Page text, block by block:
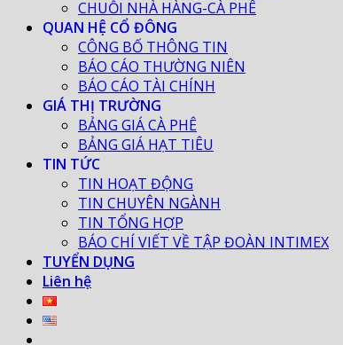
CHUỖI NHÀ HÀNG-CÀ PHÊ
QUAN HỆ CỔ ĐÔNG
CÔNG BỐ THÔNG TIN
BÁO CÁO THƯỜNG NIÊN
BÁO CÁO TÀI CHÍNH
GIÁ THỊ TRƯỜNG
BẢNG GIÁ CÀ PHÊ
BẢNG GIÁ HẠT TIÊU
TIN TỨC
TIN HOẠT ĐỘNG
TIN CHUYÊN NGÀNH
TIN TỔNG HỢP
BÁO CHÍ VIẾT VỀ TẬP ĐOÀN INTIMEX
TUYỂN DỤNG
Liên hệ